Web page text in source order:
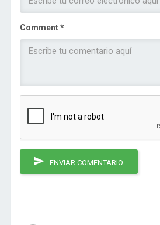
Comment *
ENVIAR COMENTARIO